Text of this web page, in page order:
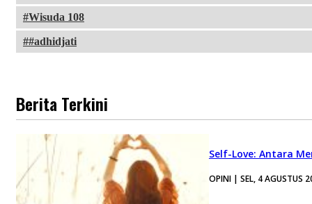
Wisuda 108
#adhidjati
Berita Terkini
Self-Love: Antara
OPINI | SEL, 4 AGUSTUS